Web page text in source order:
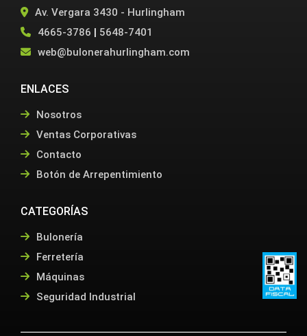
Av. Vergara 3430 - Hurlingham
4665-3786 | 5648-7401
web@bulonerahurlingham.com
ENLACES
Nosotros
Ventas Corporativas
Contacto
Botón de Arrepentimiento
CATEGORÍAS
Bulonería
Ferretería
Máquinas
Seguridad Industrial